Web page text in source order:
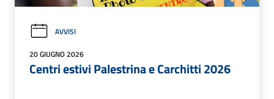
AVVISI
20 GIUGNO 2026
Centri estivi Palestrina e Carchitti 2026